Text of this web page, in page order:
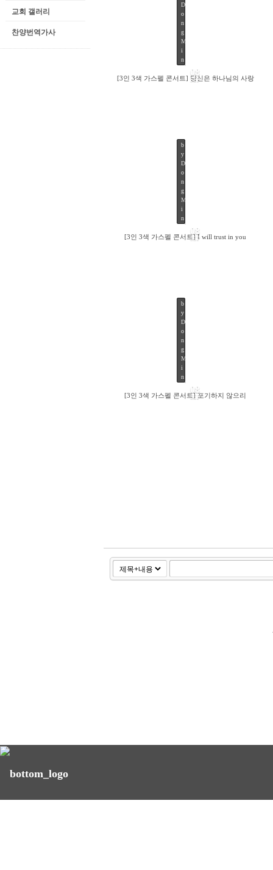
교회 갤러리
찬양번역가사
08
SEP
D
o
n
g
M
i
n
[3인 3색 가스펠 콘서트] 당신은 하나님의 사랑
08
SEP
b
y
D
o
n
g
M
i
n
[3인 3색 가스펠 콘서트] I will trust in you
08
SEP
b
y
D
o
n
g
M
i
n
[3인 3색 가스펠 콘서트] 포기하지 않으리